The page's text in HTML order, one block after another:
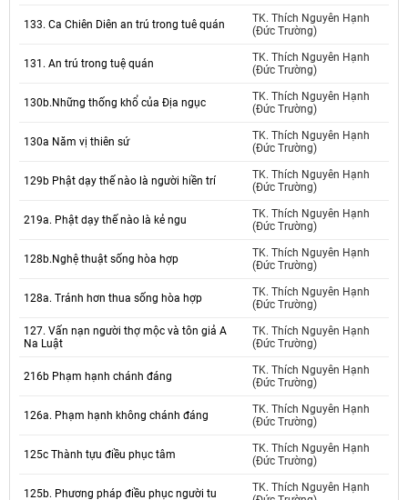
133. Ca Chiên Diên an trú trong tuê quán
TK. Thích Nguyên Hạnh
(Đức Trường)
131. An trú trong tuệ quán
TK. Thích Nguyên Hạnh
(Đức Trường)
130b.Những thống khổ của Địa ngục
TK. Thích Nguyên Hạnh
(Đức Trường)
130a Năm vị thiên sứ
TK. Thích Nguyên Hạnh
(Đức Trường)
129b Phật dạy thế nào là người hiền trí
TK. Thích Nguyên Hạnh
(Đức Trường)
219a. Phật dạy thế nào là kẻ ngu
TK. Thích Nguyên Hạnh
(Đức Trường)
128b.Nghệ thuật sống hòa hợp
TK. Thích Nguyên Hạnh
(Đức Trường)
128a. Tránh hơn thua sống hòa hợp
TK. Thích Nguyên Hạnh
(Đức Trường)
127. Vấn nạn người thợ mộc và tôn giả A
Na Luật
TK. Thích Nguyên Hạnh
(Đức Trường)
216b Phạm hạnh chánh đáng
TK. Thích Nguyên Hạnh
(Đức Trường)
126a. Phạm hạnh không chánh đáng
TK. Thích Nguyên Hạnh
(Đức Trường)
125c Thành tựu điều phục tâm
TK. Thích Nguyên Hạnh
(Đức Trường)
125b. Phương pháp điều phục người tu
TK. Thích Nguyên Hạnh